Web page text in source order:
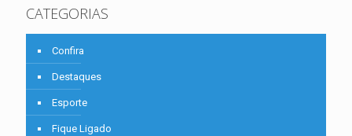
CATEGORIAS
Confira
Destaques
Esporte
Fique Ligado